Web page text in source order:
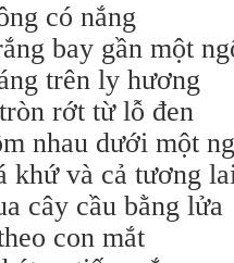
có nắng
bay gần một
trên ly hương
rớt từ lỗ đen
nhau dưới một
khứ và cả tương
cây cầu bằng lửa
con mắt